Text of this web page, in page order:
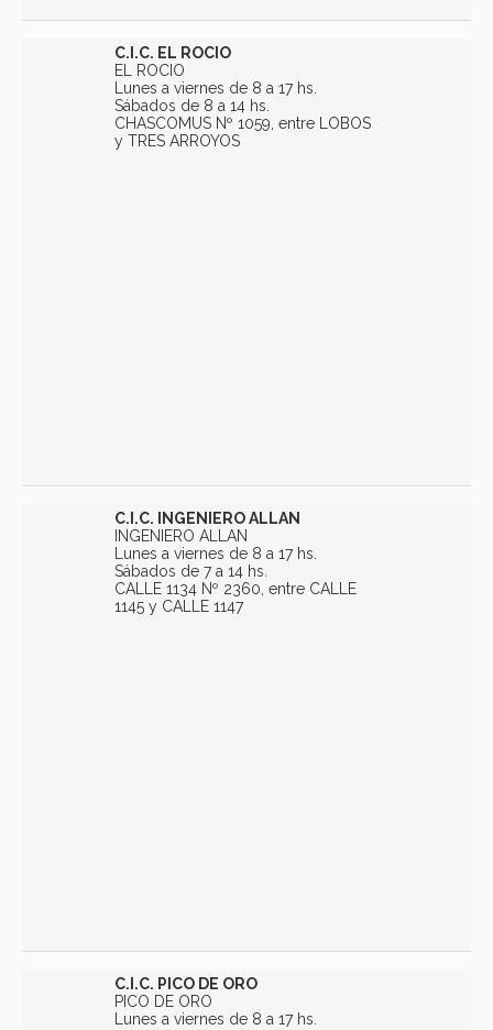
C.I.C. EL ROCIO
EL ROCIO
Lunes a viernes de 8 a 17 hs.
Sábados de 8 a 14 hs.
CHASCOMUS Nº 1059, entre LOBOS
y TRES ARROYOS
C.I.C. INGENIERO ALLAN
INGENIERO ALLAN
Lunes a viernes de 8 a 17 hs.
Sábados de 7 a 14 hs.
CALLE 1134 Nº 2360, entre CALLE
1145 y CALLE 1147
C.I.C. PICO DE ORO
PICO DE ORO
Lunes a viernes de 8 a 17 hs.